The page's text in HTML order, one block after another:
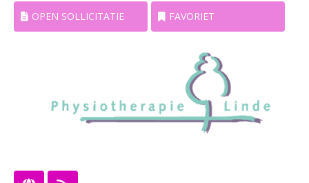
OPEN SOLLICITATIE FAVORIET